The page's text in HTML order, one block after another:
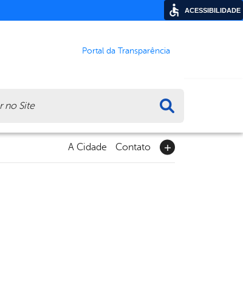
Portal da Transparência
A Cidade Contato
ACESSIBILIDADE